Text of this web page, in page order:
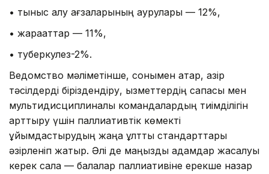
• тыныс алу ағзаларының аурулары — 12%,
• жарақаттар — 11%,
• туберкулез-2%.
Ведомство мәліметінше, сонымен қатар, қазір
тәсілдерді біріздендіру, қызметтердің сапасы мен
мультидисциплиналық командалардың тиімділігін
арттыру үшін паллиативтік көмекті
ұйымдастырудың жаңа ұлттық стандарттары
әзірленіп жатыр. Әлі де маңызды қадамдар жасалуы
керек сала — балалар паллиативіне ерекше назар